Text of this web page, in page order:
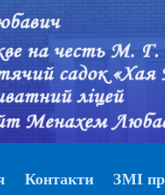
Контакти ЗМІ